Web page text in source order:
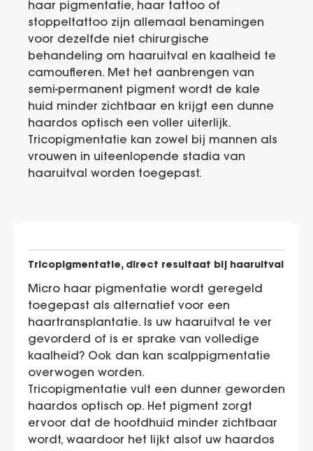
haar pigmentatie, haar tattoo of
stoppeltattoo zijn allemaal benamingen
voor dezelfde niet chirurgische
behandeling om haaruitval en kaalheid te
camoufleren. Met het aanbrengen van
semi-permanent pigment wordt de kale
huid minder zichtbaar en krijgt een dunne
haardos optisch een voller uiterlijk.
Tricopigmentatie kan zowel bij mannen als
vrouwen in uiteenlopende stadia van
haaruitval worden toegepast.
Tricopigmentatie, direct resultaat bij haaruitval
Micro haar pigmentatie wordt geregeld
toegepast als alternatief voor een
haartransplantatie. Is uw haaruitval te ver
gevorderd of is er sprake van volledige
kaalheid? Ook dan kan scalppigmentatie
overwogen worden.
Tricopigmentatie vult een dunner geworden
haardos optisch op. Het pigment zorgt
ervoor dat de hoofdhuid minder zichtbaar
wordt, waardoor het lijkt alsof uw haardos